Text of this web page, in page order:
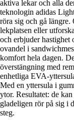
aktiva lekar och alla
teknologin adidas
röra sig och gå längre.
lekplatsen eller
och erbjuder hastighet
ovandel i
komfort hela dagen.
överstängning med
enhetliga EVA-
Med en yttersula i
ytor. Resultatet: de
gladeligen rör på sig i
steg.